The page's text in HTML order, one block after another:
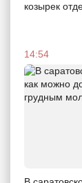
козырек
14:54